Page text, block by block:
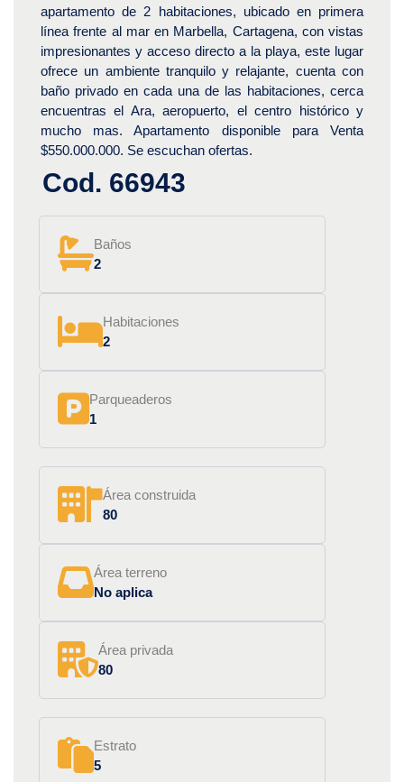
apartamento de 2 habitaciones, ubicado en primera
línea frente al mar en Marbella, Cartagena, con vistas
impresionantes y acceso directo a la playa, este lugar
ofrece un ambiente tranquilo y relajante, cuenta con
baño privado en cada una de las habitaciones, cerca
encuentras el Ara, aeropuerto, el centro histórico y
mucho mas. Apartamento disponible para Venta
$550.000.000. Se escuchan ofertas.
Cod. 66943
Baños
2
Habitaciones
2
Parqueaderos
1
Área construida
80
Área terreno
No aplica
Área privada
80
Estrato
5